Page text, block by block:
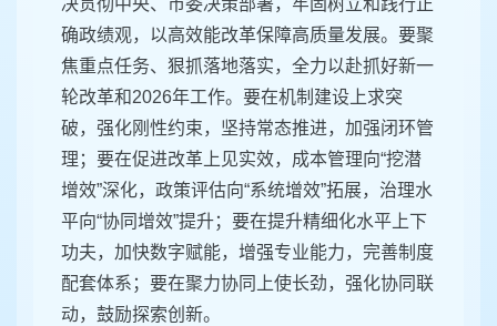
决贯彻中央、市委决策部署，牢固树立和践行正
确政绩观，以高效能改革保障高质量发展。要聚
焦重点任务、狠抓落地落实，全力以赴抓好新一
轮改革和2026年工作。要在机制建设上求突
破，强化刚性约束，坚持常态推进，加强闭环管
理；要在促进改革上见实效，成本管理向“挖潜
增效”深化，政策评估向“系统增效”拓展，治理水
平向“协同增效”提升；要在提升精细化水平上下
功夫，加快数字赋能，增强专业能力，完善制度
配套体系；要在聚力协同上使长劲，强化协同联
动，鼓励探索创新。